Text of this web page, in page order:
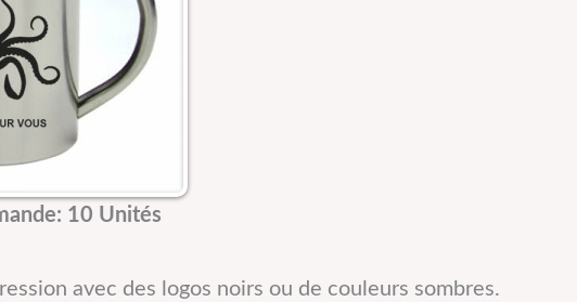
10 Unités
avec des logos noirs ou de couleurs sombres.